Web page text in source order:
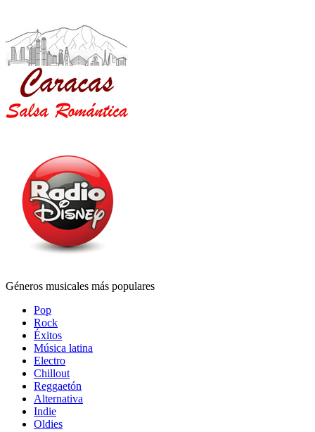
Géneros musicales más populares
Pop
Rock
Éxitos
Música latina
Electro
Chillout
Reggaetón
Alternativa
Indie
Oldies